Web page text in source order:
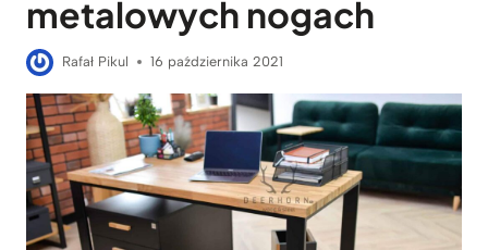
metalowych nogach
Rafał Pikul 16 października 2021